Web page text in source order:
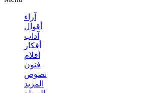
آراء
أقوال
آداب
أفكار
أفلام
فنون
نصوص
المزيد